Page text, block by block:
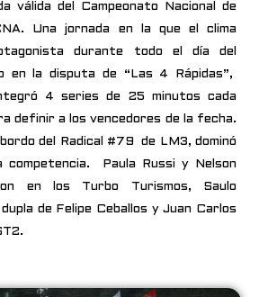
válida del Campeonato Nacional de
Una jornada en la que el clima
durante todo el día del
en la disputa de “Las 4 Rápidas”,
4 series de 25 minutos cada
definir a los vencedores de la fecha.
del Radical #79 de LM3, dominó
competencia. Paula Russi y Nelson
en los Turbo Turismos, Saulo
de Felipe Ceballos y Juan Carlos